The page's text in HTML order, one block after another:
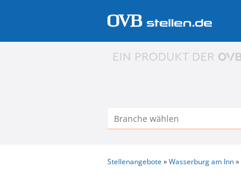
Stellenangebote Wasserburg am Inn